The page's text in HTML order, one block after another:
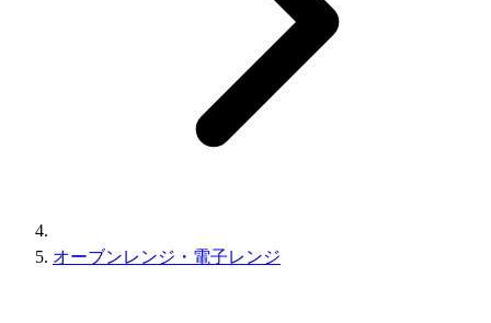
オーブンレンジ・電子レンジ